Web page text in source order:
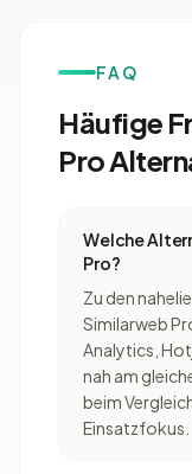
FAQ
Häufige
Pro
Welche
Pro?
Zu den
Similarweb
Analytics,
nah am
beim
Einsatzfokus.